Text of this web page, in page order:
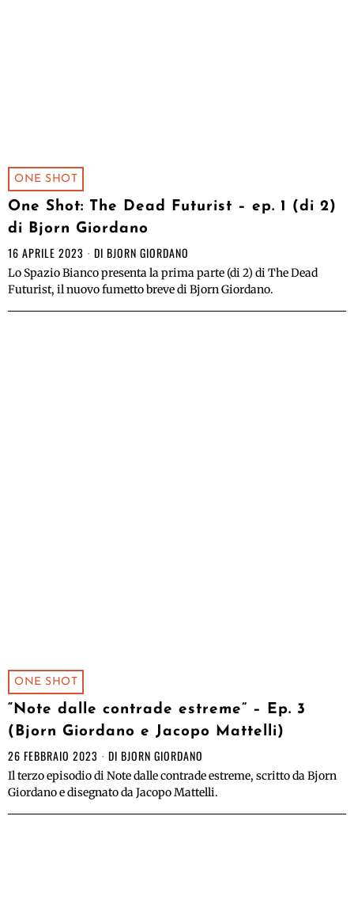
ONE SHOT
One Shot: The Dead Futurist – ep. 1 (di 2)
di Bjorn Giordano
16 APRILE 2023 DI BJORN GIORDANO
Lo Spazio Bianco presenta la prima parte (di 2) di The Dead
Futurist, il nuovo fumetto breve di Bjorn Giordano.
ONE SHOT
“Note dalle contrade estreme” – Ep. 3
(Bjorn Giordano e Jacopo Mattelli)
26 FEBBRAIO 2023 DI BJORN GIORDANO
Il terzo episodio di Note dalle contrade estreme, scritto da Bjorn
Giordano e disegnato da Jacopo Mattelli.